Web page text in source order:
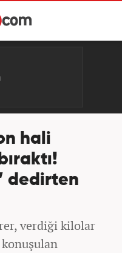
hali
dedirten
verdiği kilolar